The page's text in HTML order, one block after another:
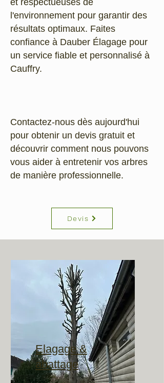
et respectueuses de
l'environnement pour garantir des
résultats optimaux. Faites
confiance à Dauber Élagage pour
un service fiable et personnalisé à
Cauffry.
Contactez-nous dès aujourd'hui
pour obtenir un devis gratuit et
découvrir comment nous pouvons
vous aider à entretenir vos arbres
de manière professionnelle.
Devis
Elagage &
abattage